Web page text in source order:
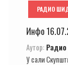
РАДИО
Инфо
Аутор:
У сали